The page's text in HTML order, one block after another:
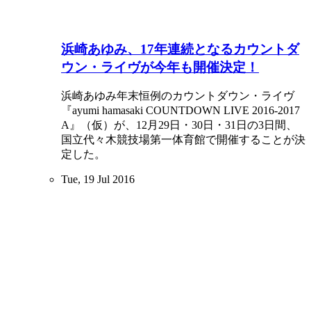
浜崎あゆみ、17年連続となるカウントダ
ウン・ライヴが今年も開催決定！
浜崎あゆみ年末恒例のカウントダウン・ライヴ
『ayumi hamasaki COUNTDOWN LIVE 2016-2017
A』（仮）が、12月29日・30日・31日の3日間、
国立代々木競技場第一体育館で開催することが決
定した。
Tue, 19 Jul 2016